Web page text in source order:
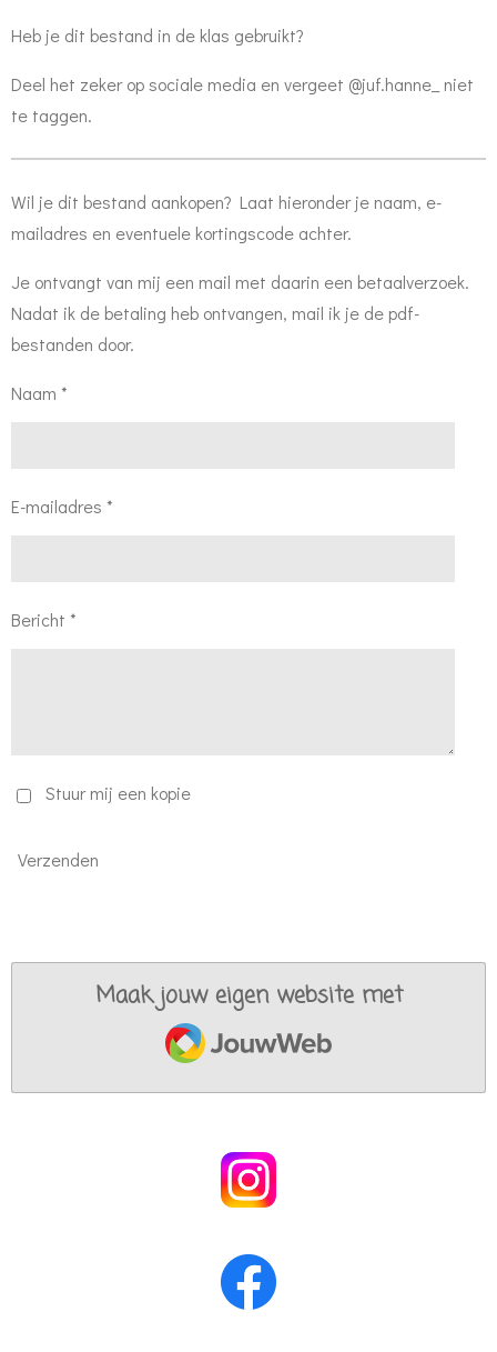
Heb je dit bestand in de klas gebruikt?
Deel het zeker op sociale media en vergeet @juf.hanne_ niet
te taggen.
Wil je dit bestand aankopen? Laat hieronder je naam, e-
mailadres en eventuele kortingscode achter.
Je ontvangt van mij een mail met daarin een betaalverzoek.
Nadat ik de betaling heb ontvangen, mail ik je de pdf-
bestanden door.
Naam *
E-mailadres *
Bericht *
Stuur mij een kopie
Verzenden
Maak jouw eigen website met
JouwWeb